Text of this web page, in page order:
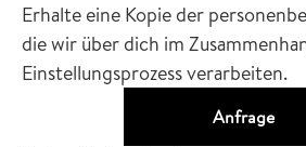
Erhalte eine Kopie der
die wir über dich im
Einstellungsprozess verarbeiten.
Anfrage